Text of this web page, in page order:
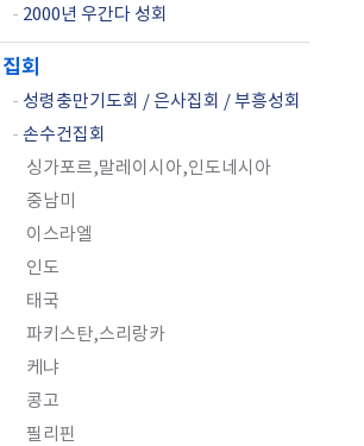
- 2000년 우간다 성회
집회
- 성령충만기도회 / 은사집회 / 부흥성회
- 손수건집회
싱가포르,말레이시아,인도네시아
중남미
이스라엘
인도
태국
파키스탄,스리랑카
케냐
콩고
필리핀